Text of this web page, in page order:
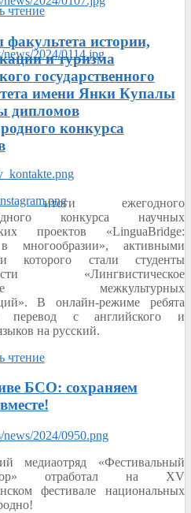
чтение
факультета истории,
и туризма
государственного
имени Янки Купалы
дипломов
конкурса
итоги ежегодного
конкурса научных
проектов «LinguaBridge:
многообразии», активными
которого стали студенты
«Лингвистическое
межкультурных
В онлайн-режиме ребята
перевод с английского и
на русский.
чтение
БСО: сохраняем
медиаотряд «Фестивальный
отработал на XV
фестивале национальных